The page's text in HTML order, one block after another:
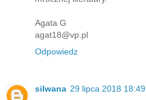
Agata G
agat18@vp.pl
Odpowiedz
silwana 29 lipca 2018 18:49